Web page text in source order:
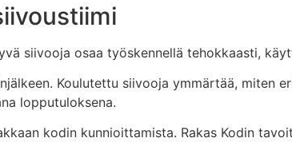
siivooja osaa työskennellä tehokkaasti,
Koulutettu siivooja ymmärtää, miten
lopputuloksena.
kodin kunnioittamista. Rakas Kodin